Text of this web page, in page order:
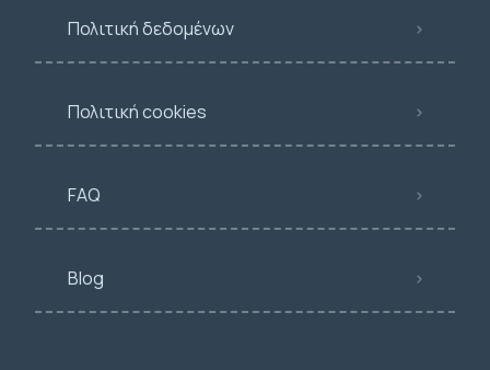
Πολιτική δεδομένων
Πολιτική cookies
FAQ
Blog